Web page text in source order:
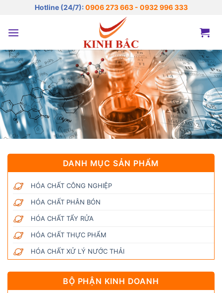
nội
Hotline (24/7): 0906 273 663 - 0932 996 333
DANH MỤC SẢN PHẨM
HÓA CHẤT CÔNG NGHIỆP
HÓA CHẤT PHÂN BÓN
HÓA CHẤT TẨY RỬA
HÓA CHẤT THỰC PHẨM
HÓA CHẤT XỬ LÝ NƯỚC THẢI
BỘ PHẬN KINH DOANH